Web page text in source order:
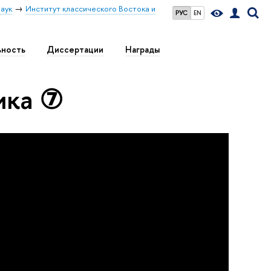
РУС EN
Институт классического Востока и
Диссертации Награды
⑦